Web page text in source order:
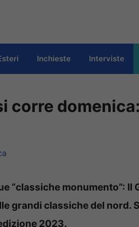
Inchieste Interviste
corre
“classiche monumento”: Il
grandi classiche del nord.
2023.